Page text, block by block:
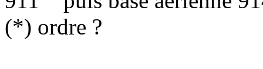
(*) ordre ?